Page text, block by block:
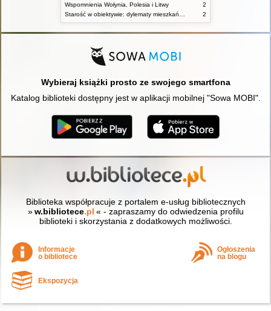
Wspomnienia Wołynia, Polesia i Litwy
2
2
Wybieraj książki prosto ze swojego smartfona
Katalog biblioteki dostępny jest w aplikacji mobilnej "Sowa MOBI".
Biblioteka współpracuje z portalem e-usług bibliotecznych
» w.bibliotece.pl « - zapraszamy do odwiedzenia profilu
biblioteki i skorzystania z dodatkowych możliwości.
Informacje
o bibliotece
Ogłoszenia
na blogu
Ekspozycja